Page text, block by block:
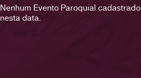
Nenhum Evento Paroquial cadastrado
nesta data.